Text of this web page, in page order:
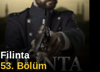
Filinta
53. Bölüm